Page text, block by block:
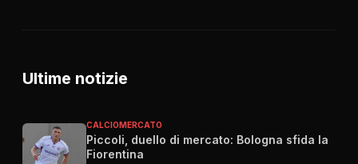
Ultime notizie
CALCIOMERCATO
Piccoli, duello di mercato: Bologna sfida la
Fiorentina